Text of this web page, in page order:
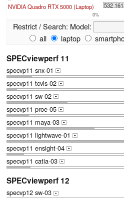
NVIDIA Quadro RTX 5000 (Laptop) 532
0%
Restrict / Search: Model:
all
laptop
SPECviewperf 11
specvp11 snx-01 +
specvp11 tcvis-02 +
specvp11 sw-02 +
specvp11 proe-05 +
specvp11 maya-03 +
specvp11 lightwave-01 +
specvp11 ensight-04 +
specvp11 catia-03 +
SPECviewperf 12
specvp12 sw-03 +